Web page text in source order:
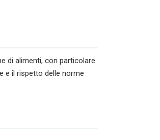
di alimenti, con particolare
e il rispetto delle norme